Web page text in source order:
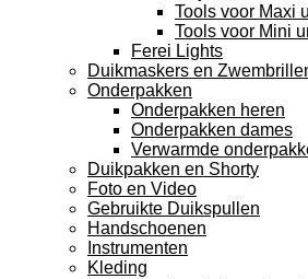
Tools voor Maxi
Tools voor Mini
Ferei Lights
Duikmaskers en
Onderpakken
Onderpakken heren
Onderpakken dames
Verwarmde
Duikpakken en Shorty
Foto en Video
Gebruikte Duikspullen
Handschoenen
Instrumenten
Kleding